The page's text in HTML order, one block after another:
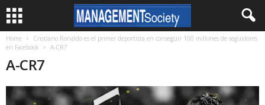
Home
Cristiano Ronaldo es el primer deportista en conseguir 100 millones de seguidores
en Facebook
A-CR7
A-CR7